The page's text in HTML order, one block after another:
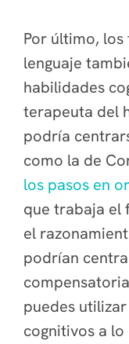
Por último,
lenguaje
habilidades
terapeuta del
podría
como la de
los pasos en
que trabaja el
el
podrían
puedes
cognitivos a